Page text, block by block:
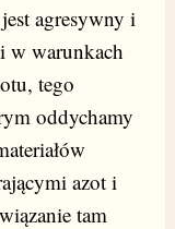
agresywny i
w warunkach
tego
oddychamy
azot i
tam